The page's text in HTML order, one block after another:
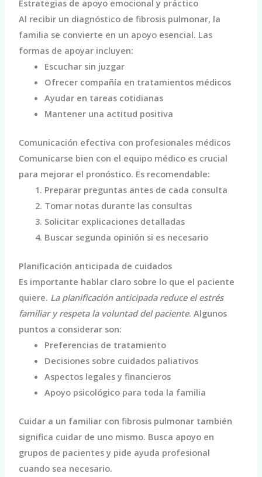
Estrategias de apoyo emocional y práctico
Al recibir un diagnóstico de fibrosis pulmonar, la
familia se convierte en un apoyo esencial. Las
formas de apoyar incluyen:
Escuchar sin juzgar
Ofrecer compañía en tratamientos médicos
Ayudar en tareas cotidianas
Mantener una actitud positiva
Comunicación efectiva con profesionales médicos
Comunicarse bien con el equipo médico es crucial
para mejorar el pronóstico. Es recomendable:
Preparar preguntas antes de cada consulta
Tomar notas durante las consultas
Solicitar explicaciones detalladas
Buscar segunda opinión si es necesario
Planificación anticipada de cuidados
Es importante hablar claro sobre lo que el paciente
quiere. La planificación anticipada reduce el estrés
familiar y respeta la voluntad del paciente. Algunos
puntos a considerar son:
Preferencias de tratamiento
Decisiones sobre cuidados paliativos
Aspectos legales y financieros
Apoyo psicológico para toda la familia
Cuidar a un familiar con fibrosis pulmonar también
significa cuidar de uno mismo. Busca apoyo en
grupos de pacientes y pide ayuda profesional
cuando sea necesario.